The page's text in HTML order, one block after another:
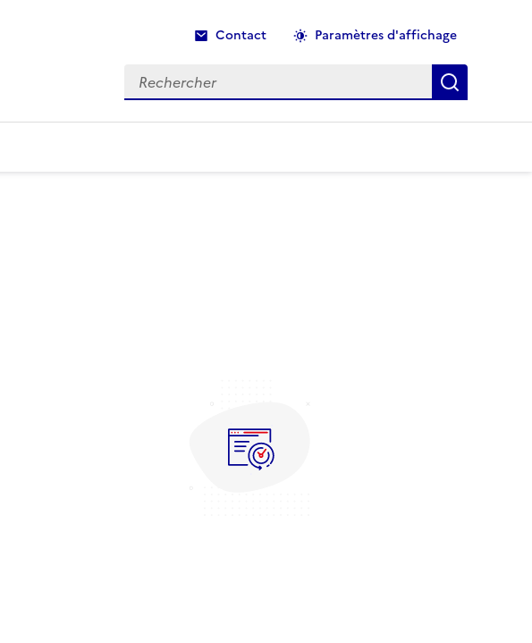
Contact Paramètres d'affichage
Rechercher Recherche